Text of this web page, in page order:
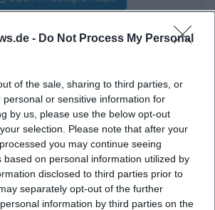
- Do Not Process My Personal
of the sale, sharing to third parties, or
personal or sensitive information for
by us, please use the below opt-out
selection. Please note that after your
you may continue seeing
based on personal information utilized by
disclosed to third parties prior to
separately opt-out of the further
information by third parties on the
Fragen
Veranstaltung?